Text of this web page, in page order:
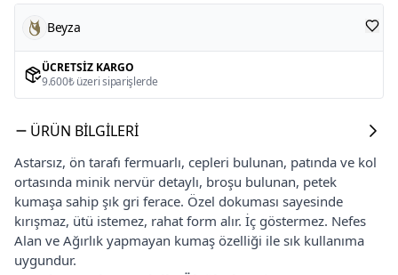
Beyza
ÜCRETSIZ KARGO
9.600₺ üzeri siparişlerde
ÜRÜN BILGILERI
Astarsız, ön tarafı fermuarlı, cepleri bulunan, patında ve kol
ortasında minik nervür detaylı, broşu bulunan, petek
kumaşa sahip şık gri ferace. Özel dokuması sayesinde
kırışmaz, ütü istemez, rahat form alır. İç göstermez. Nefes
Alan ve Ağırlık yapmayan kumaş özelliği ile sık kullanıma
uygundur.